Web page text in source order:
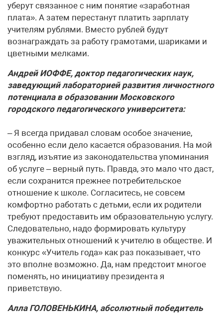
уберут связанное с ним понятие «заработная
плата». А затем перестанут платить зарплату
учителям рублями. Вместо рублей будут
вознаграждать за работу грамотами, шариками и
цветными мелками.
Андрей ИОФФЕ, доктор педагогических наук,
заведующий лабораторией развития личностного
потенциала в образовании Московского
городского педагогического университета:
– Я всегда придавал словам особое значение,
особенно если дело касается образования. На мой
взгляд, изъятие из законодательства упоминания
об услуге – верный путь. Правда, это мало что даст,
если сохранится прежнее потребительское
отношение к школе. Согласитесь, не совсем
комфортно работать с детьми, если их родители
требуют предоставить им образовательную услугу.
Следовательно, надо формировать культуру
уважительных отношений к учителю в обществе. И
конкурс «Учитель года» как раз показывает, что
это вполне возможно. Да, нам предстоит многое
поменять, но инициативу президента я
приветствую.
Алла ГОЛОВЕНЬКИНА, абсолютный победитель